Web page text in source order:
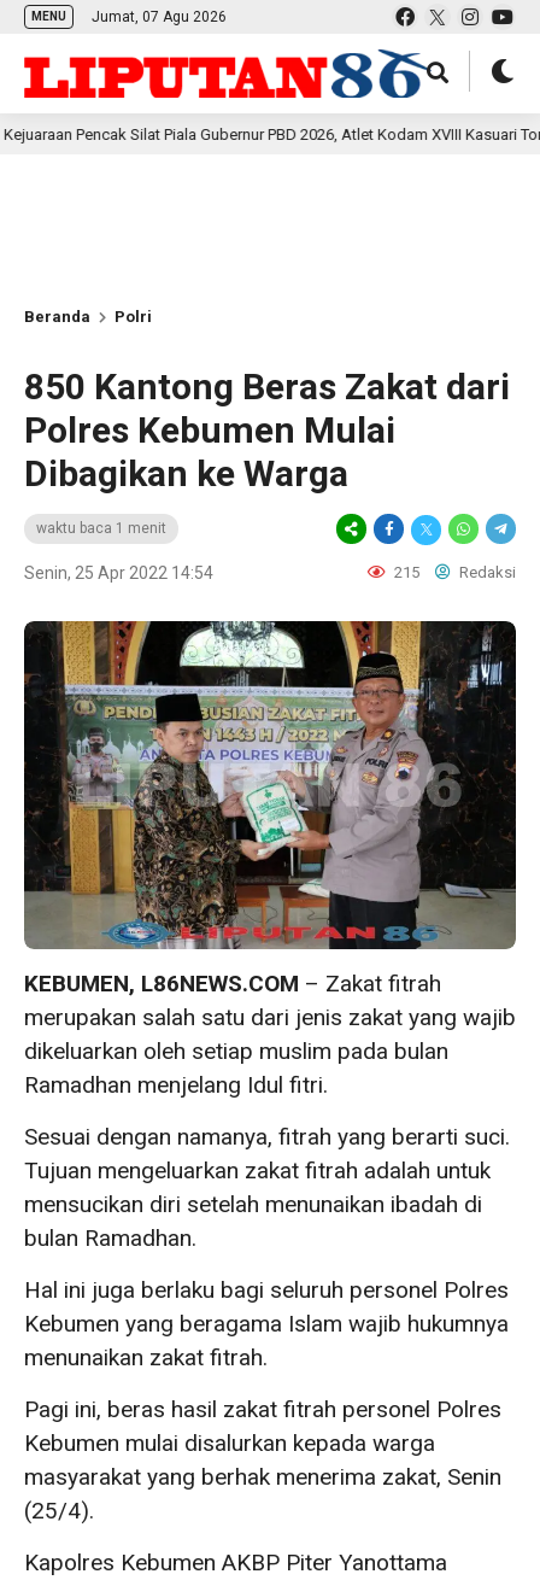
MENU Jumat, 07 Agu 2026
Silat Piala Gubernur PBD 2026, Atlet Kodam XVIII Kasuari Torehkan
Beranda Polri
850 Kantong Beras Zakat dari
Polres Kebumen Mulai
Dibagikan ke Warga
waktu baca 1 menit
Senin, 25 Apr 2022 14:54 215 Redaksi
KEBUMEN, L86NEWS.COM – Zakat fitrah
merupakan salah satu dari jenis zakat yang wajib
dikeluarkan oleh setiap muslim pada bulan
Ramadhan menjelang Idul fitri.
Sesuai dengan namanya, fitrah yang berarti suci.
Tujuan mengeluarkan zakat fitrah adalah untuk
mensucikan diri setelah menunaikan ibadah di
bulan Ramadhan.
Hal ini juga berlaku bagi seluruh personel Polres
Kebumen yang beragama Islam wajib hukumnya
menunaikan zakat fitrah.
Pagi ini, beras hasil zakat fitrah personel Polres
Kebumen mulai disalurkan kepada warga
masyarakat yang berhak menerima zakat, Senin
(25/4).
Kapolres Kebumen AKBP Piter Yanottama